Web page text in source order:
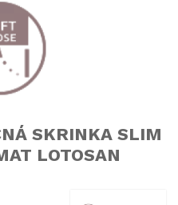
SKRINKA SLIM
LOTOSAN